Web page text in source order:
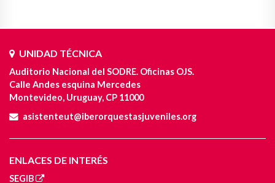
UNIDAD TÉCNICA
Auditorio Nacional del SODRE. Oficinas OJS.
Calle Andes esquina Mercedes
Montevideo, Uruguay, CP 11000
asistenteut@iberorquestasjuveniles.org
ENLACES DE INTERÉS
SEGIB